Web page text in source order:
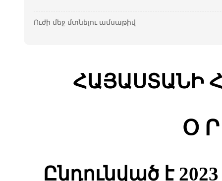
Ուժի մեջ մտնելու ամսաթիվ
ՀԱՅԱՍՏԱՆԻ
Օ
Ընդունված է